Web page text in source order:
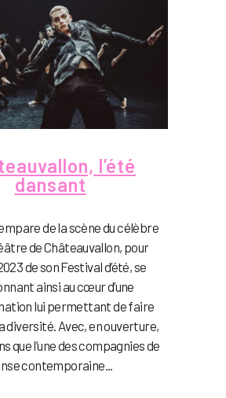
l’été
dansant
de la scène du célèbre
de Châteauvallon, pour
de son Festival d’été, se
ainsi au cœur d’une
lui permettant de faire
diversité. Avec, en ouverture,
que l’une des compagnies de
contemporaine...